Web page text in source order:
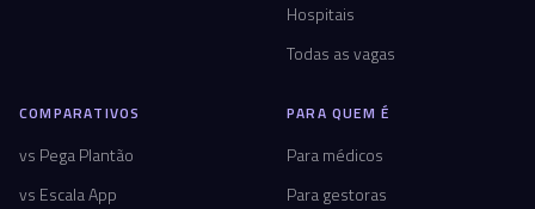
Hospitais
Todas as vagas
COMPARATIVOS
vs Pega Plantão
vs Escala App
PARA QUEM É
Para médicos
Para gestoras